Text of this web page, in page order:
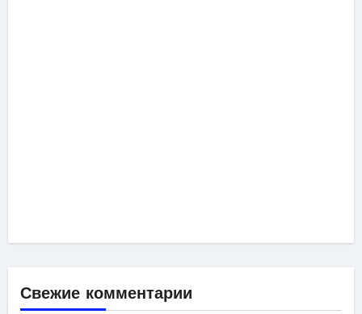
Свежие комментарии